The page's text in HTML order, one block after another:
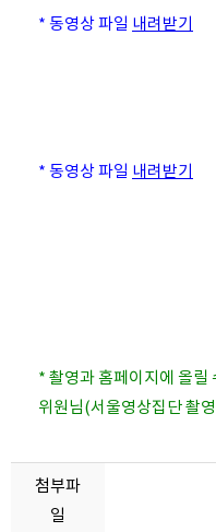
* 동영상 파일 내려받기
* 동영상 파일 내려받기
* 촬영과 홈페이지에 올릴
위원님(서울영상집단 촬
첨부파
일